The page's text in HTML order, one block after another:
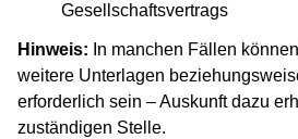
Gesellschaftsvertrags
Hinweis: In manchen Fällen
weitere Unterlagen
erforderlich sein – Auskunft dazu
zuständigen Stelle.